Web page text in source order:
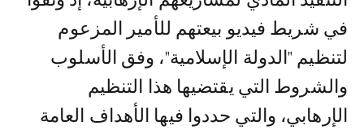
في شريط فيديو بيعتهم للأمير المزعوم
لتنظيم "الدولة الإسلامية"، وفق الأسلوب
والشروط التي يقتضيها هذا التنظيم
الإرهابي، والتي حددوا فيها الأهداف العامة